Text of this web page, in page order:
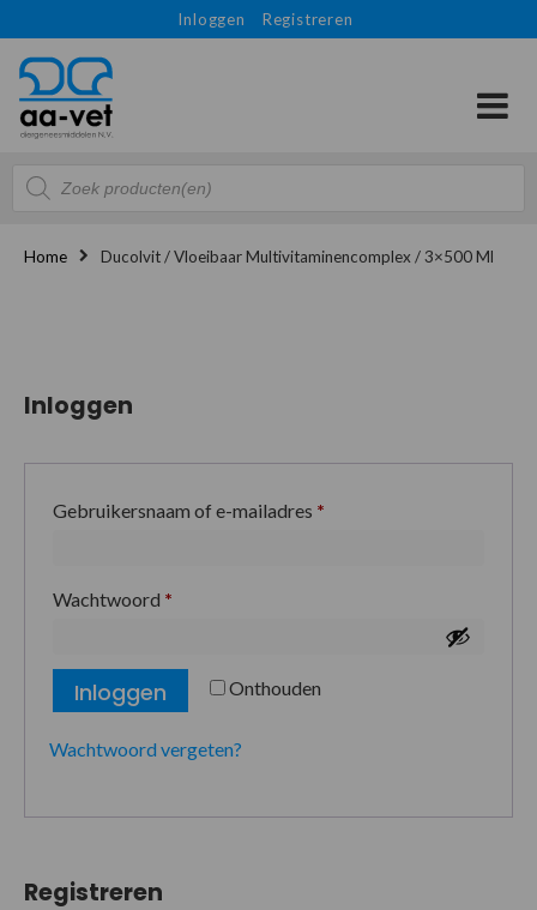
Inloggen Registreren
Producten
zoeken
Home Ducolvit / Vloeibaar Multivitaminencomplex / 3×500 Ml
Inloggen
Gebruikersnaam of e-mailadres *
Wachtwoord *
Onthouden
Inloggen
Wachtwoord vergeten?
Registreren